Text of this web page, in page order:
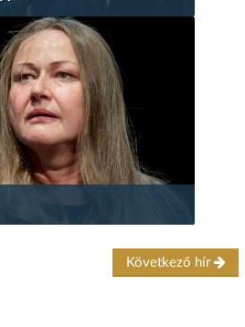
Következő hír